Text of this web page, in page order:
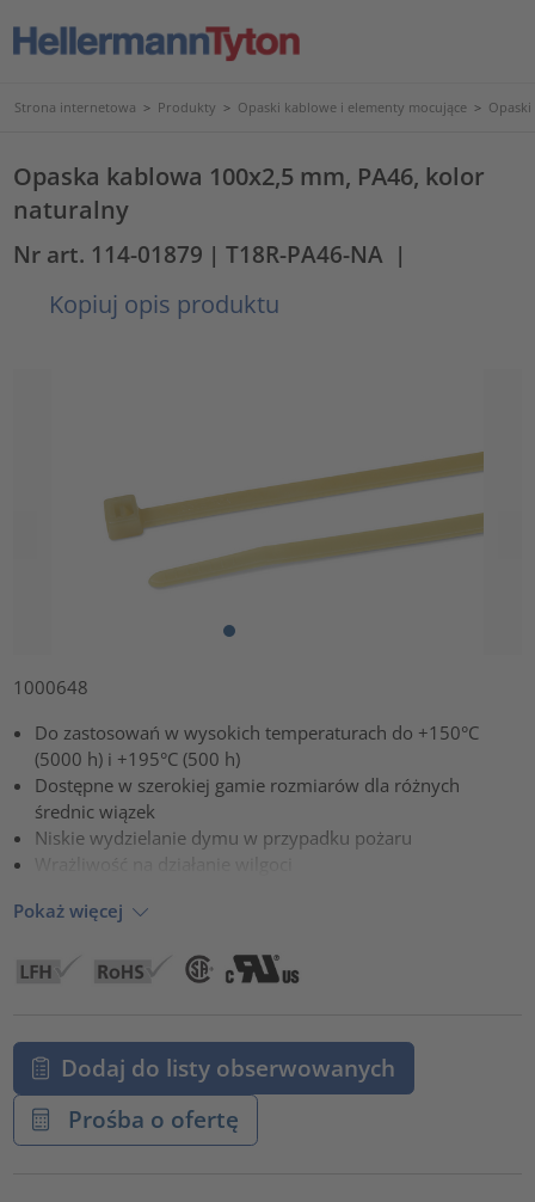
Strona internetowa > Produkty > Opaski kablowe i elementy mocujące >
Opaska kablowa 100x2,5 mm, PA46, kolor
naturalny
Nr art. 114-01879 | T18R-PA46-NA |
Kopiuj opis produktu
1000648
Do zastosowań w wysokich temperaturach do +150°C
(5000 h) i +195°C (500 h)
Dostępne w szerokiej gamie rozmiarów dla różnych
średnic wiązek
Niskie wydzielanie dymu w przypadku pożaru
Pokaż więcej
Dodaj do listy obserwowanych
Prośba o ofertę